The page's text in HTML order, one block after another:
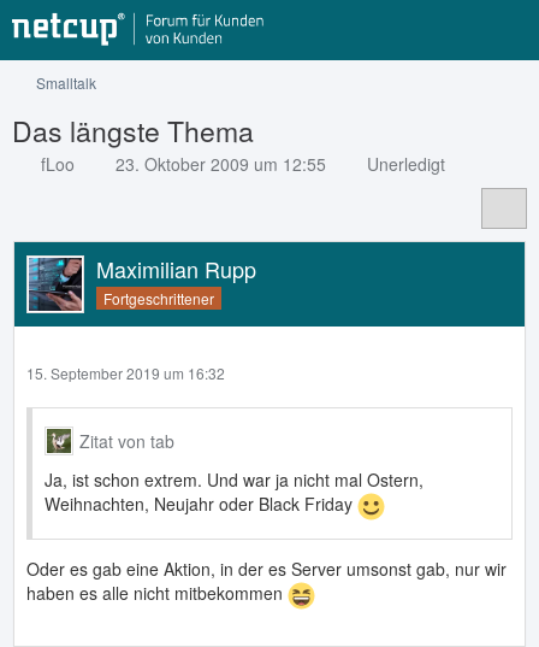
Smalltalk
Das längste Thema
fLoo 23. Oktober 2009 um 12:55 Unerledigt
Maximilian Rupp
Fortgeschrittener
15. September 2019 um 16:32
Zitat von tab
Ja, ist schon extrem. Und war ja nicht mal Ostern,
Weihnachten, Neujahr oder Black Friday
Oder es gab eine Aktion, in der es Server umsonst gab, nur wir
haben es alle nicht mitbekommen